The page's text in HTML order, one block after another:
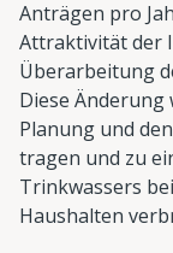
Anträgen pro
Attraktivität der
Überarbeitung
Diese
Planung und
tragen und zu
Trinkwassers
Haushalten